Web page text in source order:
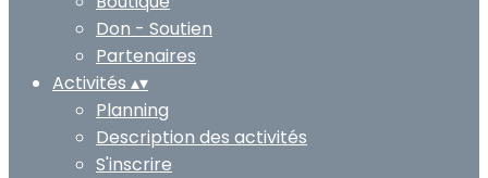
Don - Soutien
Partenaires
Activités ▴▾
Planning
Description des activités
S'inscrire